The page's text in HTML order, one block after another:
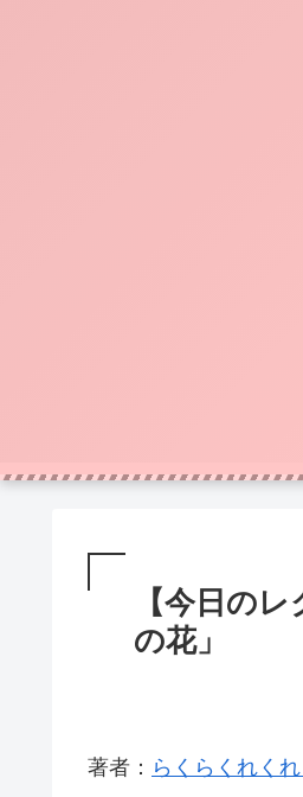
【今日の
の花」
著者： らくらくれくれ